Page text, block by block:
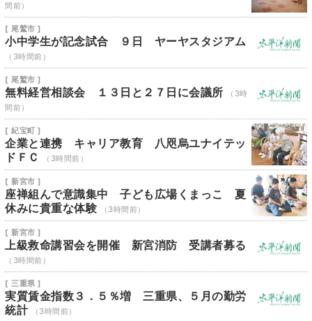
間前）
[ 尾鷲市 ]
小中学生が記念試合 ９日 ヤーヤスタジアム
（3時間前）
[ 尾鷲市 ]
無料経営相談会 １３日と２７日に会議所
（3時
間前）
[ 紀宝町 ]
企業と連携 キャリア教育 八咫烏ユナイテッ
ドＦＣ
（3時間前）
[ 新宮市 ]
座禅組んで意識集中 子ども広場くまっこ 夏
休みに貴重な体験
（3時間前）
[ 新宮市 ]
上級救命講習会を開催 新宮消防 受講者募る
（3時間前）
[ 三重県 ]
実質賃金指数３．５％増 三重県、５月の勤労
統計
（3時間前）